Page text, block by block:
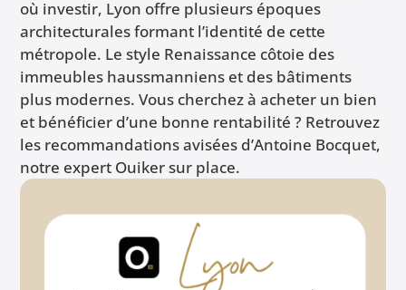
où investir, Lyon offre plusieurs époques
architecturales formant l’identité de cette
métropole. Le style Renaissance côtoie des
immeubles haussmanniens et des bâtiments
plus modernes. Vous cherchez à acheter un bien
et bénéficier d’une bonne rentabilité ? Retrouvez
les recommandations avisées d’Antoine Bocquet,
notre expert Ouiker sur place.